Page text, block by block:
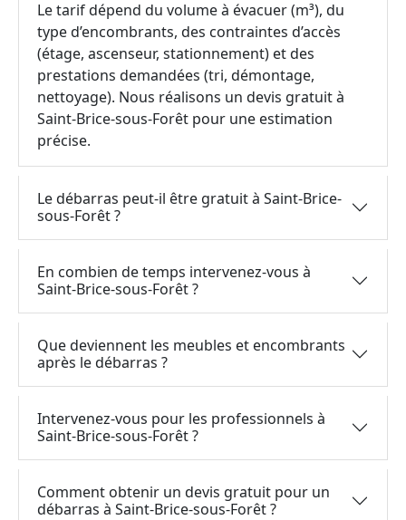
Le tarif dépend du volume à évacuer (m³), du
type d’encombrants, des contraintes d’accès
(étage, ascenseur, stationnement) et des
prestations demandées (tri, démontage,
nettoyage). Nous réalisons un devis gratuit à
Saint-Brice-sous-Forêt pour une estimation
précise.
Le débarras peut-il être gratuit à Saint-Brice-
sous-Forêt ?
En combien de temps intervenez-vous à
Saint-Brice-sous-Forêt ?
Que deviennent les meubles et encombrants
après le débarras ?
Intervenez-vous pour les professionnels à
Saint-Brice-sous-Forêt ?
Comment obtenir un devis gratuit pour un
débarras à Saint-Brice-sous-Forêt ?